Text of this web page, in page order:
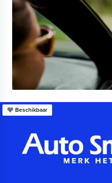
Beschikbaar